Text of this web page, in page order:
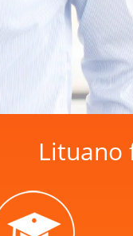
Lituano